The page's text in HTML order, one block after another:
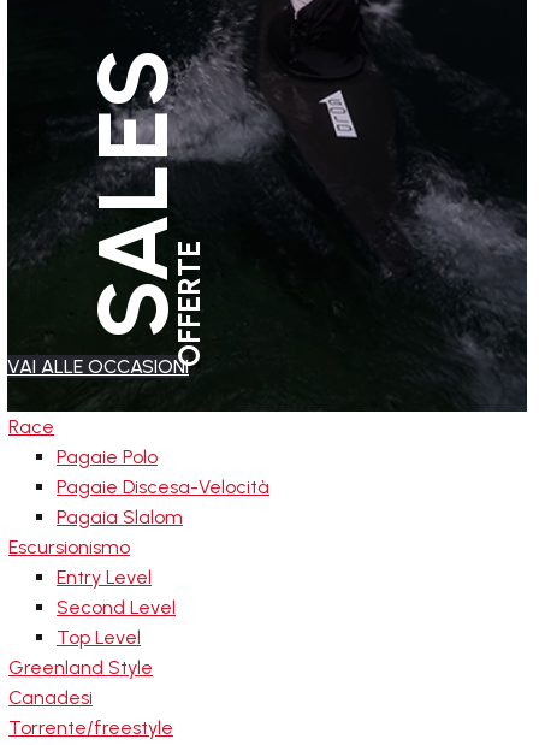
SALESOFFERTE
VAI ALLE OCCASIONI
Race
Pagaie Polo
Pagaie Discesa-Velocità
Pagaia Slalom
Escursionismo
Entry Level
Second Level
Top Level
Greenland Style
Canadesi
Torrente/freestyle